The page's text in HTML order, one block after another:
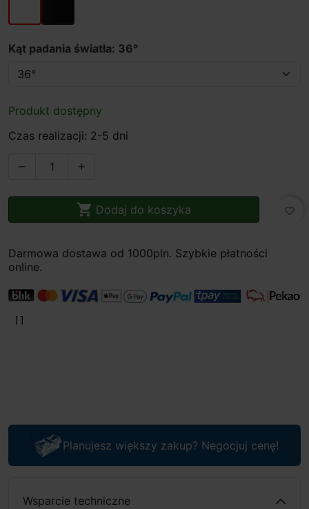
Kąt padania światła: 36°
Produkt dostępny
Czas realizacji: 2-5 dni
 
 Dodaj do koszyka favorite_border
Darmowa dostawa od 1000pln. Szybkie płatności
online.
Planujesz większy zakup? Negocjuj cenę!
Wsparcie techniczne